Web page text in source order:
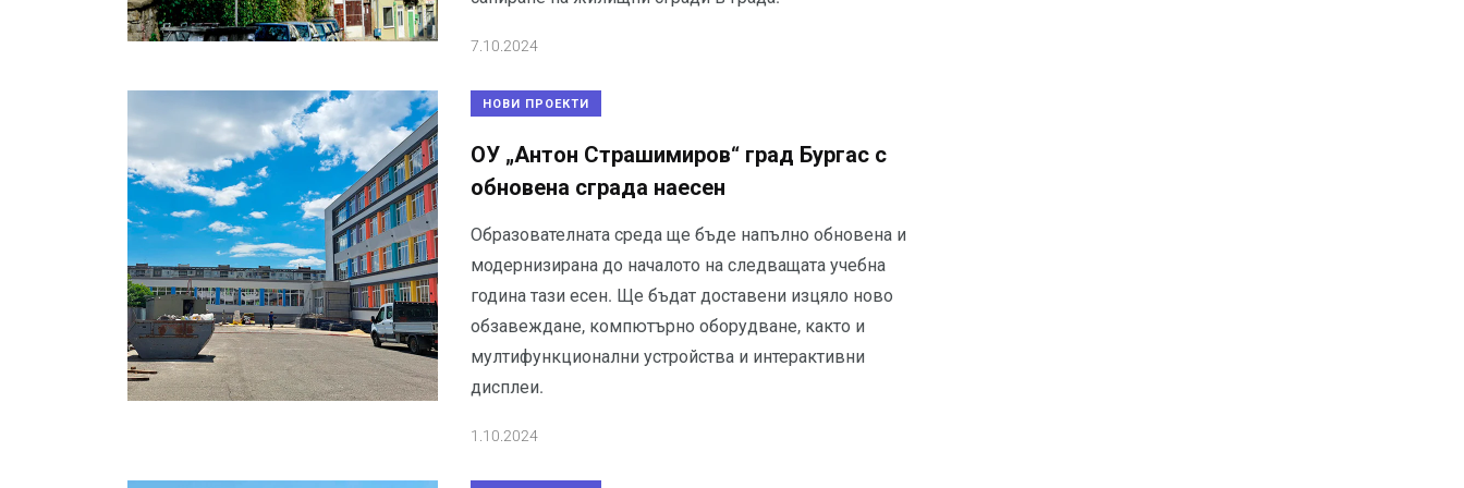
7.10.2024
НОВИ ПРОЕКТИ
ОУ „Антон Страшимиров“ град Бургас с
обновена сграда наесен
Образователната среда ще бъде напълно обновена и
модернизирана до началото на следващата учебна
година тази есен. Ще бъдат доставени изцяло ново
обзавеждане, компютърно оборудване, както и
мултифункционални устройства и интерактивни
дисплеи.
1.10.2024